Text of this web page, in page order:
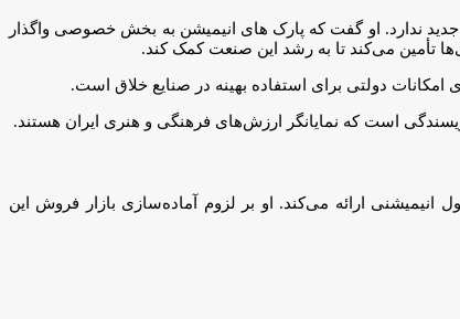
جدید ندارد. او گفت که پارک های انیمیشن به بخش خصوصی واگذار
تأمین می‌کند تا به رشد این صنعت کمک کند.
دولتی برای استفاده بهینه در صنایع خلاق است.
است که نمایانگر ارزش‌های فرهنگی و هنری ایران هستند.
ارائه می‌کند. او بر لزوم آماده‌سازی بازار فروش این